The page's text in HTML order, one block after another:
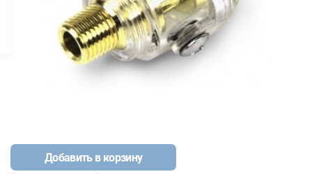
Добавить в корзину